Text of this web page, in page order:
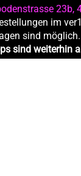
23b,
im
sind möglich.
sind weiterhin